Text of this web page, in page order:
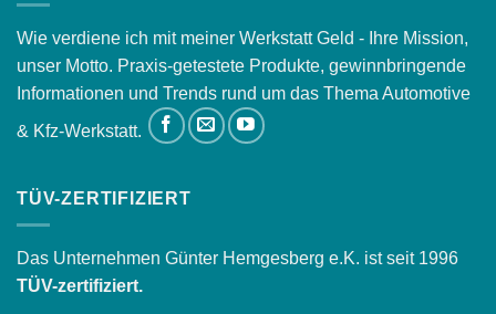
Wie verdiene ich mit meiner Werkstatt Geld - Ihre Mission,
unser Motto. Praxis-getestete Produkte, gewinnbringende
Informationen und Trends rund um das Thema Automotive
& Kfz-Werkstatt.
TÜV-ZERTIFIZIERT
Das Unternehmen Günter Hemgesberg e.K. ist seit 1996
TÜV-zertifiziert.